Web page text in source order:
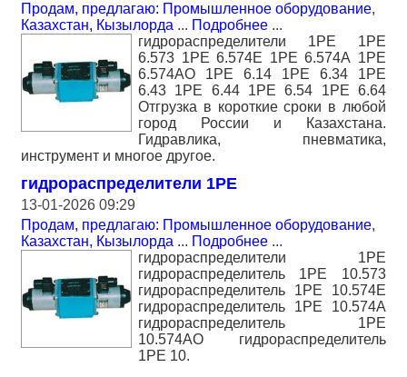
Продам, предлагаю: Промышленное оборудование,
Казахстан, Кызылорда ... Подробнее ...
гидрораспределители 1РЕ 1РЕ
6.573 1РЕ 6.574Е 1РЕ 6.574А 1РЕ
6.574АО 1РЕ 6.14 1РЕ 6.34 1РЕ
6.43 1РЕ 6.44 1РЕ 6.54 1РЕ 6.64
Отгрузка в короткие сроки в любой
город России и Казахстана.
Гидравлика, пневматика,
инструмент и многое другое.
гидрораспределители 1РЕ
13-01-2026 09:29
Продам, предлагаю: Промышленное оборудование,
Казахстан, Кызылорда ... Подробнее ...
гидрораспределители 1РЕ
гидрораспределитель 1РЕ 10.573
гидрораспределитель 1РЕ 10.574Е
гидрораспределитель 1РЕ 10.574А
гидрораспределитель 1РЕ
10.574АО гидрораспределитель
1РЕ 10.